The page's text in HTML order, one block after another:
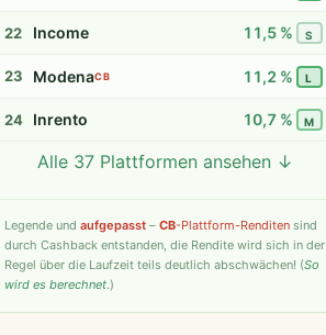
22 Income 11,5 % S
23 ModenaCB 11,2 % L
24 Inrento 10,7 % M
Twino 9,8 %
27 PeerBerry 9,2 % S
Bondster
Alle 37 Plattformen ansehen ↓
Legende undaufgepasst –CB-Plattform-Renditen sind
durch Cashback entstanden, die Rendite wird sich in der
Regel über die Laufzeit teils deutlich abschwächen! (So
wird es berechnet.)